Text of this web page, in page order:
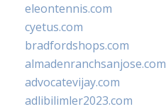
eleontennis.com
cyetus.com
bradfordshops.com
almadenranchsanjose.com
advocatevijay.com
adlibilimler2023.com